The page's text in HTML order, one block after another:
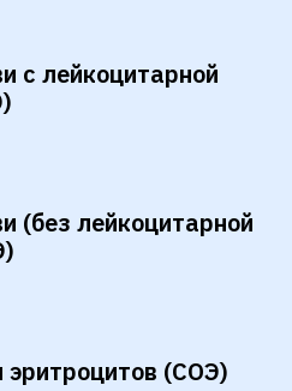
с лейкоцитарной
(без лейкоцитарной
эритроцитов (СОЭ)